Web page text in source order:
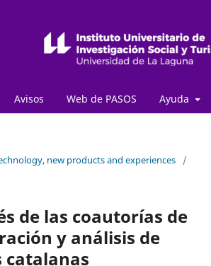
Avisos Web de PASOS Ayuda
new products and experiences
/
de las coautorías de
y análisis de
catalanas